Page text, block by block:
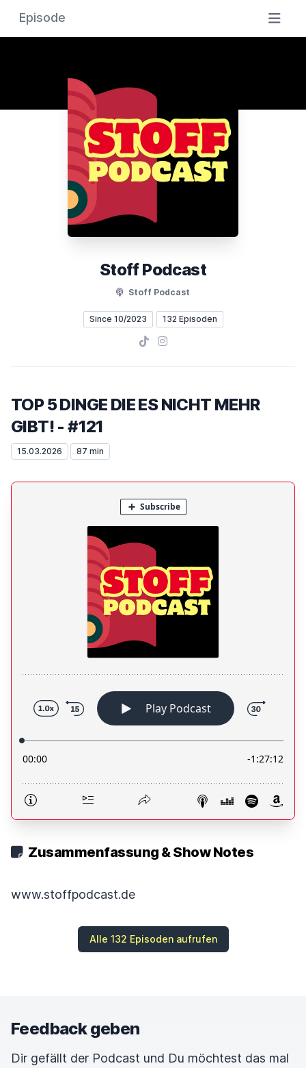
Episode
Stoff Podcast
Stoff Podcast
Since 10/2023 132 Episoden
TikTokInstagram
TOP 5 DINGE DIE ES NICHT MEHR
GIBT! - #121
15.03.2026 87 min
Zusammenfassung & Show Notes
www.stoffpodcast.de
Alle 132 Episoden aufrufen
Feedback geben
Dir gefällt der Podcast und Du möchtest das mal